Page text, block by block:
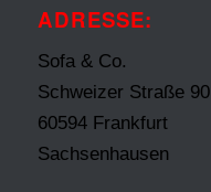
ADRESSE:
Sofa & Co.
Schweizer Straße 90
60594 Frankfurt
Sachsenhausen